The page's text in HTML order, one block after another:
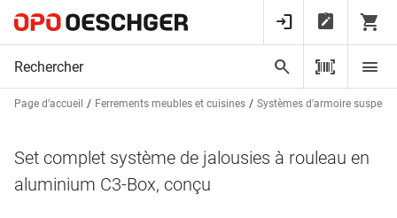
Page d’accueil Ferrements meubles et cuisines Systèmes d'armoire
Set complet système de jalousies à rouleau en
aluminium C3-Box, conçu